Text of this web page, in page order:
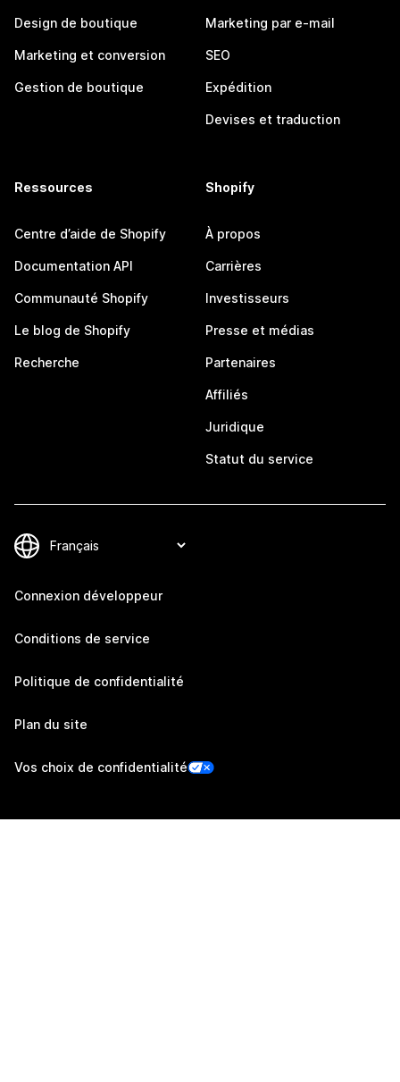
Design de boutique
Marketing et conversion
Gestion de boutique
Marketing par e-mail
SEO
Expédition
Devises et traduction
Ressources
Centre d’aide de Shopify
Documentation API
Communauté Shopify
Le blog de Shopify
Recherche
Shopify
À propos
Carrières
Investisseurs
Presse et médias
Partenaires
Affiliés
Juridique
Statut du service
Connexion développeur
Conditions de service
Politique de confidentialité
Plan du site
Vos choix de confidentialité